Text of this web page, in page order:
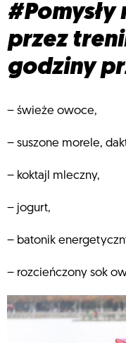
#Pomysły
przez
godziny
– świeże owoce,
– suszone morele,
– koktajl mleczny,
– jogurt,
– batonik
– rozcieńczony sok